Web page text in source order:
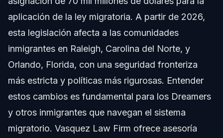
Impacto en las Comunidades Inmigrantes de
Carolina del Norte y Florida
Pasos para Proteger tus Derechos Migratorios
Preguntas Frecuentes
¿Ha aprobado Trump un nuevo proyecto de ley de
¿Cuáles son los principales cambios en el proyecto de
ley de inmigración de Trump?
aplicación de la ley migratoria. A partir de 2026,
esta legislación afecta a las comunidades
inmigrantes en Raleigh, Carolina del Norte, y
Orlando, Florida, con una seguridad fronteriza
más estricta y políticas más rigurosas. Entender
estos cambios es fundamental para los Dreamers
y otros inmigrantes que navegan el sistema
migratorio. Vasquez Law Firm ofrece asesoría